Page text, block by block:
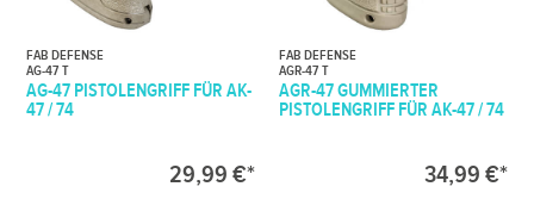
FAB DEFENSE
AG-47 T
AG-47 PISTOLENGRIFF FÜR AK-
47 / 74
29,99 €*
FAB DEFENSE
AGR-47 T
AGR-47 GUMMIERTER
PISTOLENGRIFF FÜR AK-47 / 74
34,99 €*